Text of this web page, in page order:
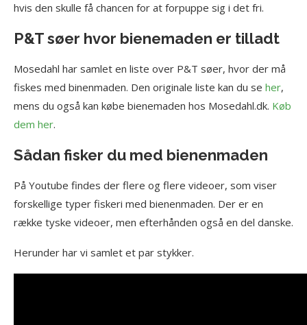
hvis den skulle få chancen for at forpuppe sig i det fri.
P&T søer hvor bienemaden er tilladt
Mosedahl har samlet en liste over P&T søer, hvor der må
fiskes med binenmaden. Den originale liste kan du se her,
mens du også kan købe bienemaden hos Mosedahl.dk. Køb
dem her.
Sådan fisker du med bienenmaden
På Youtube findes der flere og flere videoer, som viser
forskellige typer fiskeri med bienenmaden. Der er en
række tyske videoer, men efterhånden også en del danske.
Herunder har vi samlet et par stykker.